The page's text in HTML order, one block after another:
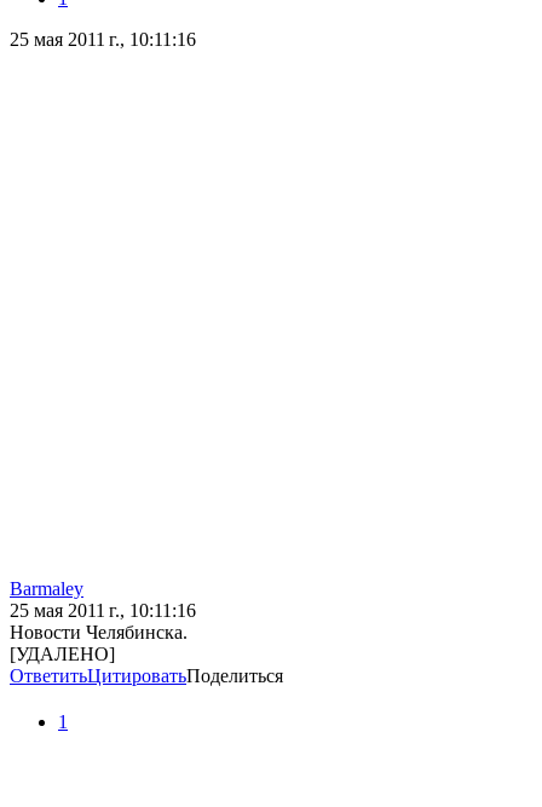
25 мая 2011 г., 10:11:16
Barmaley
25 мая 2011 г., 10:11:16
Новости Челябинска.
[УДАЛЕНО]
ОтветитьЦитироватьПоделиться
1